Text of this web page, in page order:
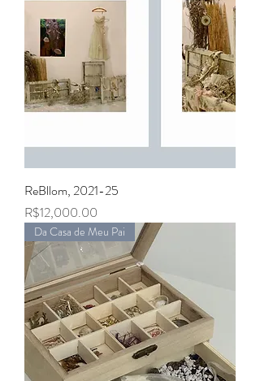
ReBllom, 2021-25
Price
R$12,000.00
Da Casa de Meu Pai